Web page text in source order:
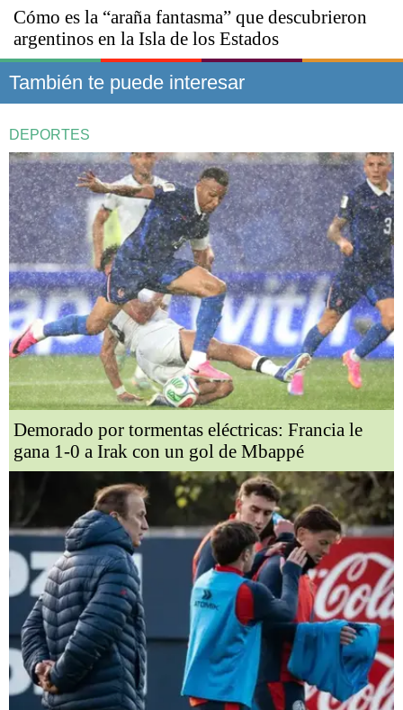
Cómo es la “araña fantasma” que descubrieron
argentinos en la Isla de los Estados
También te puede interesar
DEPORTES
Demorado por tormentas eléctricas: Francia le
gana 1-0 a Irak con un gol de Mbappé